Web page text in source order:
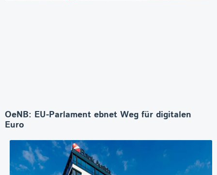
OeNB: EU-Parlament ebnet Weg für digitalen
Euro